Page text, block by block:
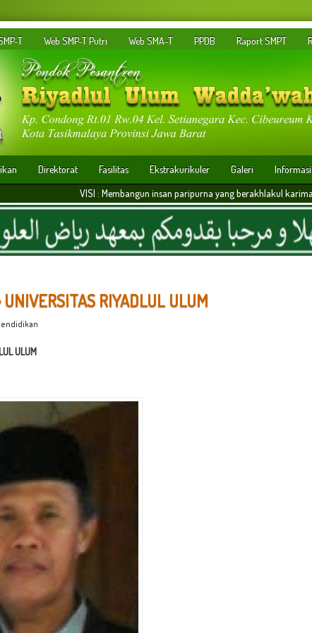
T Web SMP-T Putri Web SMA-T PPDB Raport SMPT
Direktorat Fasilitas Ekstrakurikuler Galeri Informasi
VISI : Membangun insan paripurna yang berakhlakul karimah,berwawasan
RIYADLUL ULUM
ULUM